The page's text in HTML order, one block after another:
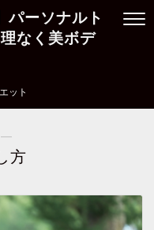
パーソナルト
なく美ボデ
ット
方